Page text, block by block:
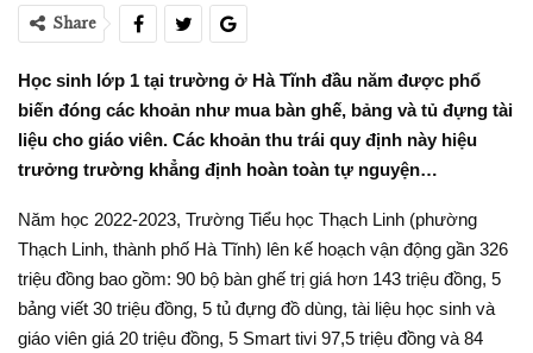
Share
Học sinh lớp 1 tại trường ở Hà Tĩnh đầu năm được phổ
biến đóng các khoản như mua bàn ghế, bảng và tủ đựng tài
liệu cho giáo viên. Các khoản thu trái quy định này hiệu
trưởng trường khẳng định hoàn toàn tự nguyện…
Năm học 2022-2023, Trường Tiểu học Thạch Linh (phường
Thạch Linh, thành phố Hà Tĩnh) lên kế hoạch vận động gần 326
triệu đồng bao gồm: 90 bộ bàn ghế trị giá hơn 143 triệu đồng, 5
bảng viết 30 triệu đồng, 5 tủ đựng đồ dùng, tài liệu học sinh và
giáo viên giá 20 triệu đồng, 5 Smart tivi 97,5 triệu đồng và 84